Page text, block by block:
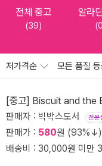
전체 중고
(39)
알라
저가격순 모든 품질 등
[중고] Biscuit and the
판매자 : 빅박스도서 전문
판매가 : 580원 (93%↓)
배송비 : 30,000원 미만